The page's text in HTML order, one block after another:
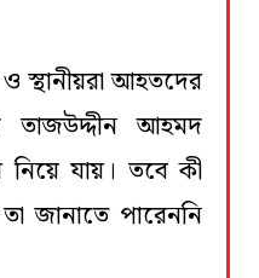
আহতদের
তাজউদ্দীন আহমদ
যায়। তবে কী
জানাতে পারেননি